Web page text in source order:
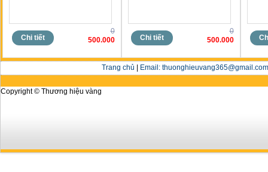
Chi tiết
0
500.000
Chi tiết
0
500.000
Trang chủ Email:
Copyright © Thương hiệu vàng